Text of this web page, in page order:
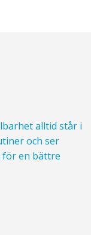
alltid står i
och ser
för en bättre